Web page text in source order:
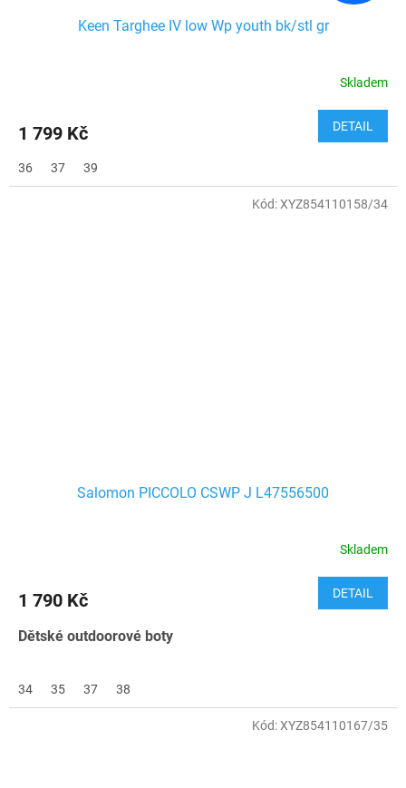
Keen Targhee IV low Wp youth bk/stl gr
Skladem
1 799 Kč DETAIL
36 37 39
Salomon PICCOLO CSWP J L47556500
Skladem
1 790 Kč DETAIL
Dětské outdoorové boty
34 35 37 38
Kód:XYZ854110158/34
Kód:XYZ854110167/35